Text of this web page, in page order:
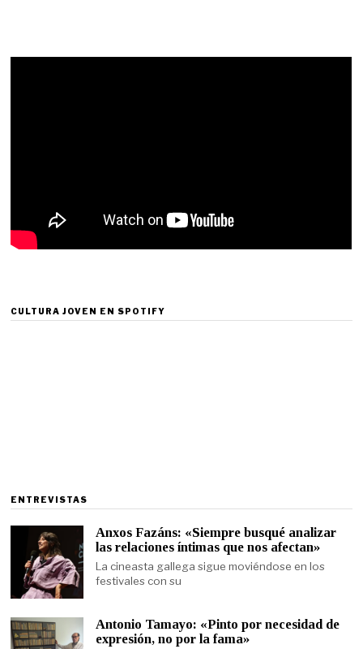
CULTURA JOVEN EN SPOTIFY
ENTREVISTAS
Anxos Fazáns: «Siempre busqué analizar
las relaciones íntimas que nos afectan»
La cineasta gallega sigue moviéndose en los
festivales con su
Antonio Tamayo: «Pinto por necesidad de
expresión, no por la fama»